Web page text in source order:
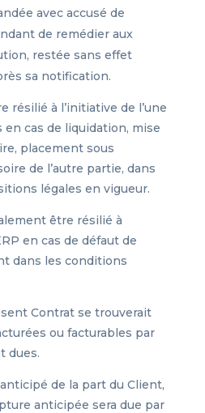
avec accusé de
de remédier aux
restée sans effet
sa notification.
résilié à l’initiative de l’une
en cas de liquidation, mise
placement sous
de l’autre partie, dans
légales en vigueur.
être résilié à
en cas de défaut de
dans les conditions
Contrat se trouverait
ou facturables par
dues.
de la part du Client,
anticipée sera due par